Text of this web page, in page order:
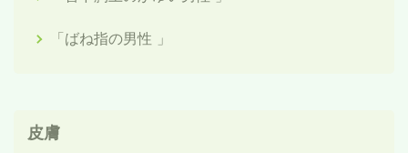
「ばね指の男性 」
皮膚